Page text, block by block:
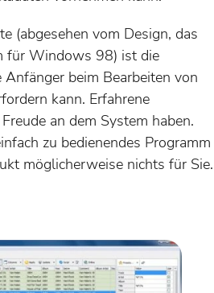
(abgesehen vom Design, das
für Windows 98) ist die
beim Bearbeiten von
kann. Erfahrene
an dem System haben.
zu bedienendes Programm
möglicherweise nichts für Sie.